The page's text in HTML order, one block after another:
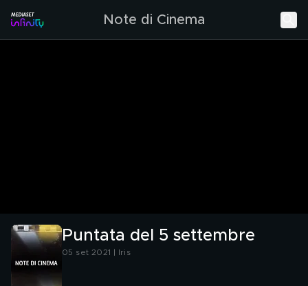
Note di Cinema
Puntata del 5 settembre
05 set 2021 | Iris